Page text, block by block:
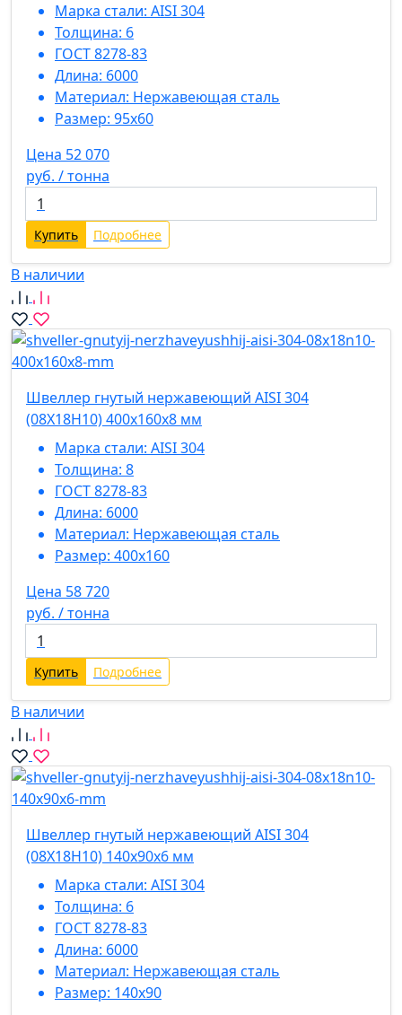
Марка стали: AISI 304
Толщина: 6
ГОСТ 8278-83
Длина: 6000
Материал: Нержавеющая сталь
Размер: 95х60
Цена 52 070
руб. / тонна
Купить Подробнее
В наличии
Швеллер гнутый нержавеющий AISI 304
(08Х18Н10) 400х160х8 мм
Марка стали: AISI 304
Толщина: 8
ГОСТ 8278-83
Длина: 6000
Материал: Нержавеющая сталь
Размер: 400х160
Цена 58 720
руб. / тонна
Купить Подробнее
В наличии
Швеллер гнутый нержавеющий AISI 304
(08Х18Н10) 140х90х6 мм
Марка стали: AISI 304
Толщина: 6
ГОСТ 8278-83
Длина: 6000
Материал: Нержавеющая сталь
Размер: 140х90